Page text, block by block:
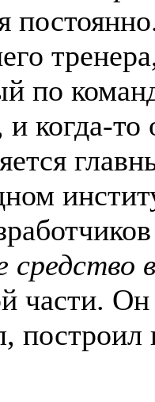
по
когда-
средство
части.